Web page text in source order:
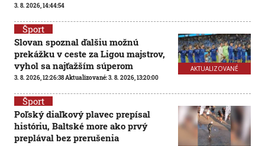
3. 8. 2026, 14:44:54
AKTUALIZOVANÉ
Šport
Slovan spoznal ďalšiu možnú
prekážku v ceste za Ligou majstrov,
vyhol sa najťažším súperom
3. 8. 2026, 12:26:38Aktualizované:3. 8. 2026, 13:20:00
Šport
Poľský diaľkový plavec prepísal
históriu, Baltské more ako prvý
preplával bez prerušenia